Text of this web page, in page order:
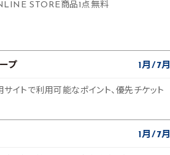
STORE商品1点無料
プ 1月 7月
イトで利用可能なポイント、優先チケット
1月 7月